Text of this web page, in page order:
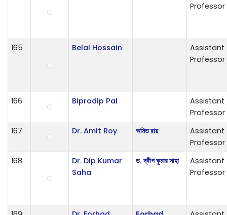
Professor
165 Belal Hossain
Assistant
Professor
166 Biprodip Pal
Assistant
Professor
167
Dr. Amit Roy অমিত রায়
Assistant
Professor
168
Dr. Dip Kumar
Saha
ড. দ্বীপ কুমার সাহা
Assistant
Professor